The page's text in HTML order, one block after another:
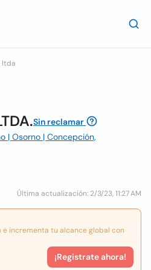
ltda
Sin reclamar
| Osorno | Concepción,
Última actualización: 2/3/23, 11:27 AM
incrementa tu alcance global con
¡Registrate ahora!